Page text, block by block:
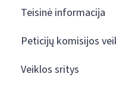
Teisinė informacija
Peticijų komisijos
Veiklos sritys